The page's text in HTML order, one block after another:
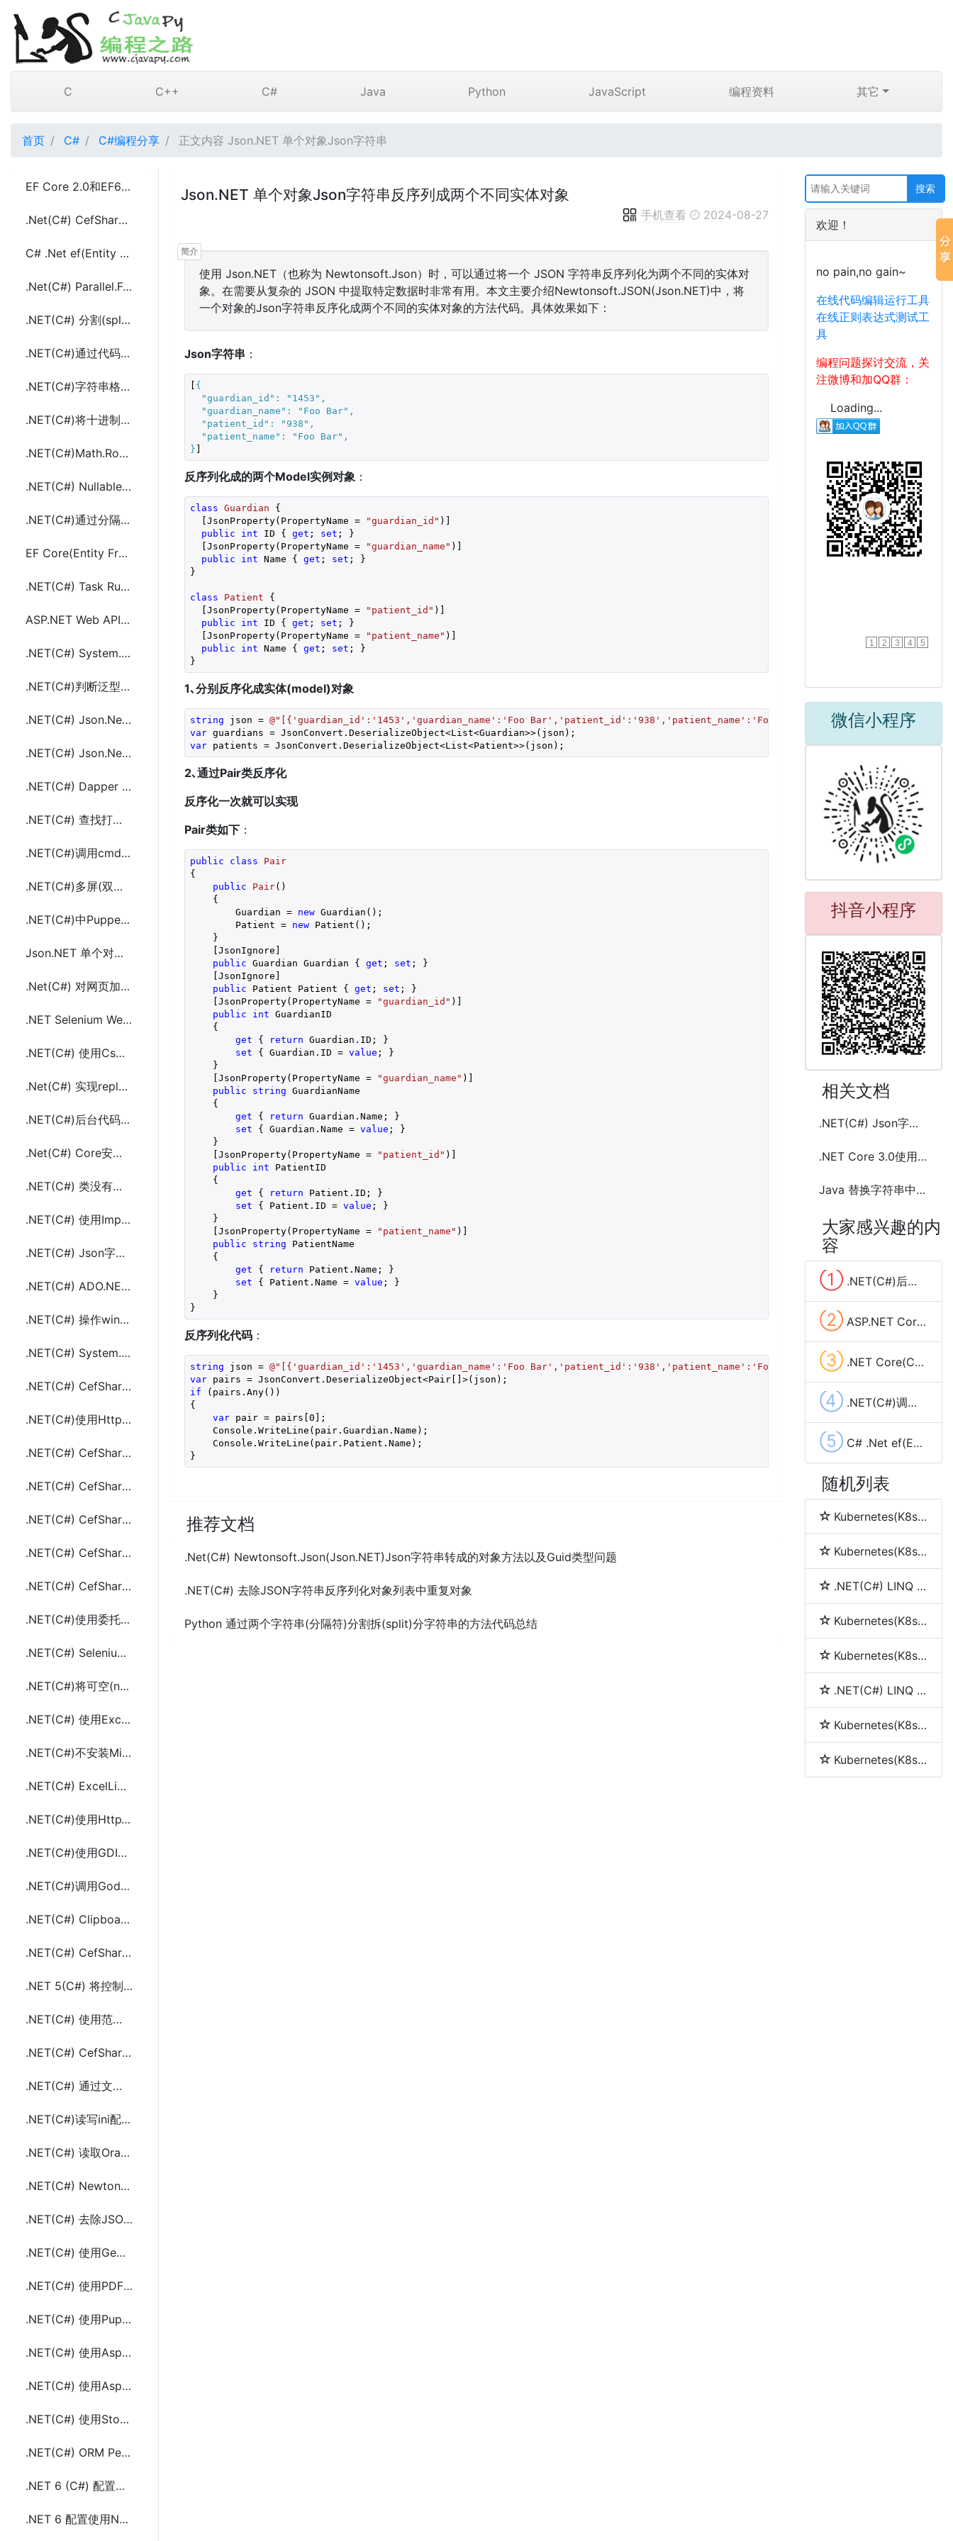
C C++ C# Java Python JavaScript 编程资料 其它
首页 C# C#编程分享 正文内容 Json.NET 单个对象Json字符串
EF Core 2.0和EF6(Entity Framework 6)中配置实体映射关系
.Net(C#) CefSharp Chrome 浏览器控件后台执行Iframe中的Js代码的方法
C# .Net ef(Entity Framework 6) SQLite配置使用(codefirst)
.Net(C#) Parallel.For和Parallel.Invoke介绍及使用方法
.NET(C#) 分割(split)url字符串在合成(join)多个子路径url
.NET(C#)通过代码修改保存AppConfig(Web.config)中SectionGroup配置项
.NET(C#)字符串格式化的几种方法及@符号的使用
.NET(C#)将十进制数四舍五入保留第一个非零小数(Math.Round())
.NET(C#)Math.Round保留最接近的偶数的方法代码
.NET(C#) Nullable(可空类型)通过扩展方法传委托参数调用方法
.NET(C#)通过分隔符列表(list)合并连接两个字符串列表(list)的方法
EF Core(Entity Framework Core)中实例化创建DatabaseContext方法及代码
.NET(C#) Task RunSynchronously()和Start()的使用与区别
ASP.NET Web API 文件上传文件下载以及图片查看(支持FTP)
.NET(C#) System.Linq中实现多列group by(分组)的示例代码
.NET(C#)判断泛型类型(List<>)和泛型接口(IEnumerable<>)的继承关系代码
.NET(C#) Json.Net(newtonsoft)操作处理(解析)JSON数据(LINQ to JSON)
.NET(C#) Json.Net(newtonsoft)使用LINQ查询JSON数据
.NET(C#) Dapper Oracle(ODP.NET)或SQL Server 执行多条查询(select)语句的方法代码
.NET(C#) 查找打印机指定打印机名称打印代码(PrintDocument)
.NET(C#)调用cmd.exe(dos命令)两种方法(Process,Cli)
.NET(C#)多屏(双屏)设置屏幕显示器分辨率方法代码(SetRes)
.NET(C#)中Puppeteer API的PuppeteerSharp的使用
Json.NET 单个对象Json字符串反序列成两个不同实体对象
.Net(C#) 对网页加载后解析后的内容截图或生成pdf文件的方法
.NET Selenium WebDriver操作调用浏览器后台执行Js(JavaScript)代码
.NET(C#) 使用CsQuery后台通过JQuery语法解析Html方法代码
.Net(C#) 实现replace字符串替换只替换一次的方法
.NET(C#)后台代码扩展方法实现unescape(&#十六进制和\u十六进制)转成中文
.Net(C#) Core安装使用AngleSharp解析html的方法及示例代码
.NET(C#) 类没有实现接口时使用多态传参的替代方法
.NET(C#) 使用ImpromptuInterface动态实现的静态接口(duck casting)
.NET(C#) Json字符串反序列化成dynamic类型对象的方法代码
.NET(C#) ADO.NET/Entify Framework 一次调用从多个表查询返回数据的方法代码
.NET(C#) 操作windows剪粘板(粘贴板)读取设置文本和文件数据
.NET(C#) System.Linq Orderby和group by的使用及示例代码
.NET(C#) CefSharp 设置浏览器默认语言和userAgent及示例代码
.NET(C#)使用HttpClient请求JSON数据的示例代码
.NET(C#) CefSharp CommandLine开关参数配置和读取网页源代码方法及示例代码
.NET(C#) CefSharp 下载获取页面中指定的文件图片视频等内容(.jpg、.js等)
.NET(C#) CefSharp 处理设置读取网站页面请求中的Cookie
.NET(C#) CefSharp 执行JS(JavaScript)代码及资源清理方法
.NET(C#) CefSharp 执行JS(JavaScript)代码及资源清理方法
.NET(C#)使用委托(delegate)和Func<in T, out TResult>作为方法返回值
.NET(C#) Selenium操作调用浏览器判断页面元素(ElementIsVisible)可见的方法
.NET(C#)将可空(null)日期时间类型(DateTime?)转成字符串方法及示例代码
.NET(C#) 使用ExcelLibrary读取Excel(.xls,.xlsx)文件示例代码(不用安装Office)
.NET(C#)不安装Microsoft Office使用ExcelLibrary创建Excel(.xls,.xlsx)文件
.NET(C#) ExcelLibrary读写Excel(.xls,.xlsx)示例代码(不用安装Office)
.NET(C#)使用HttpWebRequest、JavaScript(JS)和添加引用的三种方式调用WebService
.NET(C#)使用GDI+绘图(Graphics)实现打印带有条码(BarcodeLib)的小票
.NET(C#)调用Godex(科诚)条码打印机打条码的方法及示例代码
.NET(C#) Clipboard剪贴板内容(文本和Html)提取和替换方法及示例代码
.NET(C#) CefSharp 实现同一个网站多个帐户同时登陆
.NET 5(C#) 将控制台程序(Console Application)发布成单个exe文件
.NET(C#) 使用范围(range)索引获取子列表或数组
.NET(C#) CefSharp 实现模拟上传图片文件
.NET(C#) 通过文字和logo图片生成视频封面
.NET(C#)读写ini配置文件的方法及示例代码
.NET(C#) 读取Oracle的tnsnames.ora中key和value的方法及示例代码
.NET(C#) Newtonsoft.JSON 自定义JsonConverter处理不同的JSON数据
.NET(C#) 去除JSON字符串反序列化对象列表中重复对象
.NET(C#) 使用GemBox.Document将HTML转成PDF
.NET(C#) 使用PDF Metamorphosis .Net将HTML转成PDF
.NET(C#) 使用PuppeteerSharp将HTML转成PDF
.NET(C#) 使用Aspose.Html将HTML转成PDF
.NET(C#) 使用Aspose.Pdf将HTML转成PDF
.NET(C#) 使用Stopwatch实现执行耗时及性能监测
.NET(C#) ORM PetaPoco简介及使用示例代码
.NET 6 (C#) 配置数据库连接字符串的方法及示例代码
.NET 6 配置使用NLog日志框架的方法及示例代码
Json.NET 单个对象Json字符串反序列成两个不同实体对象
手机查看 2024-08-27
使用 Json.NET（也称为 Newtonsoft.Json）时，可以通过将一个 JSON 字符串反序列化为两个不同的实体对
象。在需要从复杂的 JSON 中提取特定数据时非常有用。本文主要介绍Newtonsoft.JSON(Json.NET)中，将
一个对象的Json字符串反序化成两个不同的实体对象的方法代码。具体效果如下：
Json字符串 ：
[ {
"guardian_id" : "1453" ,
"guardian_name" : "Foo Bar" ,
"patient_id" : "938" ,
"patient_name" : "Foo Bar" ,
} ]
反序列化成的两个Model实例对象 ：
class Guardian {
  [JsonProperty(PropertyName =
"guardian_id" )]
public
int ID { get ; set ; }
  [JsonProperty(PropertyName =
"guardian_name" )]
public
int Name { get ; set ; }
}
class Patient {
  [JsonProperty(PropertyName =
"patient_id" )]
public
int ID { get ; set ; }
  [JsonProperty(PropertyName =
"patient_name" )]
public
int Name { get ; set ; }
}
1､分别反序化成实体(model)对象
string json = @"[{'guardian_id':'1453','guardian_name':'Foo Bar','patient_id':'938','patient_name':'Foo Bar'}]"
var guardians = JsonConvert.DeserializeObject<List<Guardian>>(json);
var patients = JsonConvert.DeserializeObject<List<Patient>>(json);
2､通过Pair类反序化
反序化一次就可以实现
Pair类如下 ：
public class
Pair
{
public
Pair( )
{
        Guardian =
new Guardian();
        Patient =
new Patient();
    }
    [JsonIgnore]
public Guardian Guardian { get ; set ; }
    [JsonIgnore]
public Patient Patient { get ; set ; }
    [JsonProperty(PropertyName =
"guardian_id" )]
public
int GuardianID
    {
get { return Guardian.ID; }
set { Guardian.ID = value ; }
    }
    [JsonProperty(PropertyName =
"guardian_name" )]
public
string GuardianName
    {
get { return Guardian.Name; }
set { Guardian.Name = value ; }
    }
    [JsonProperty(PropertyName =
"patient_id" )]
public
int PatientID
    {
get { return Patient.ID; }
set { Patient.ID = value ; }
    }
    [JsonProperty(PropertyName =
"patient_name" )]
public
string PatientName
    {
get { return Patient.Name; }
set { Patient.Name = value ; }
    }
}
反序列化代码 ：
string json = @"[{'guardian_id':'1453','guardian_name':'Foo Bar','patient_id':'938','patient_name':'Foo Bar'}]"
;
var
if (pairs.Any())
{
var pair = pairs[0 ];
    Console.WriteLine(pair.Guardian.Name);
    Console.WriteLine(pair.Patient.Name);
}
推荐文档
.Net(C#) Newtonsoft.Json(Json.NET)Json字符串转成的对象方法以及Guid类型问题
.NET(C#) 去除JSON字符串反序列化对象列表中重复对象
Python 通过两个字符串(分隔符)分割拆(split)分字符串的方法代码总结
欢迎！
no pain,no gain~
在线代码编辑运行工具
在线正则表达式测试工
具
编程问题探讨交流，关
注微博和加QQ群：
Loading...
1 2 3 4 5
微信小程序
抖音小程序
相关文档
.NET(C#) Json字符串反序列化成dynamic类型对象的方法代码
.NET Core 3.0使用JsonSerializer(System.Text.Json)序列化和反序列化JSON
Java 替换字符串中除指定特殊子字符串外的所有字符的方法
大家感兴趣的内
容
① .NET(C#)后台发送Get和Post请求的几种方法总结
② ASP.NET Core 使用HttpClient PostAsync POST Json数据
③ .NET Core(C#) RestSharp GET和POST请求、下载大文件及cookie管理
④ .NET(C#)调用cmd.exe(dos命令)两种方法(Process,Cli)
⑤ C# .Net ef(Entity Framework 6) SQLite配置使用(codefirst)
随机列表
Kubernetes(K8s) namespace(命名空间)
Kubernetes(K8s) node(节点)
.NET(C#) LINQ 简介
Kubernetes(K8s) service(服务)
Kubernetes(K8s) pod
.NET(C#) LINQ 中join、into、let和group by的使用
Kubernetes(K8s) Replication Controller(RC)
Kubernetes(K8s) Replica Set (RS)